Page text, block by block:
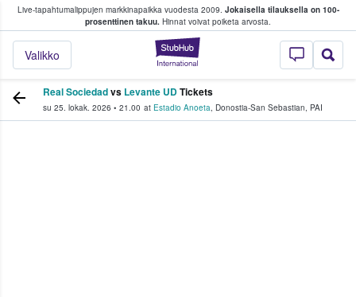
Live-tapahtumalippujen markkinapaikka vuodesta 2009. Jokaisella tilauksella on 100-
prosenttinen takuu. Hinnat voivat poiketa arvosta.
StubHub -
Valikko
fanit ostavat ja myyvät lippuja
Real Sociedadvs Levante UDTickets
su 25. lokak. 2026 • 21.00 at Estadio Anoeta, Donostia-San Sebastian, PAI